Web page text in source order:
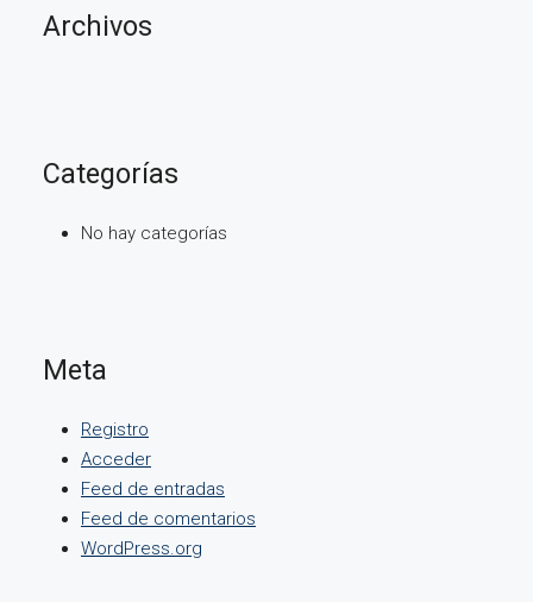
Archivos
Categorías
No hay categorías
Meta
Registro
Acceder
Feed de entradas
Feed de comentarios
WordPress.org